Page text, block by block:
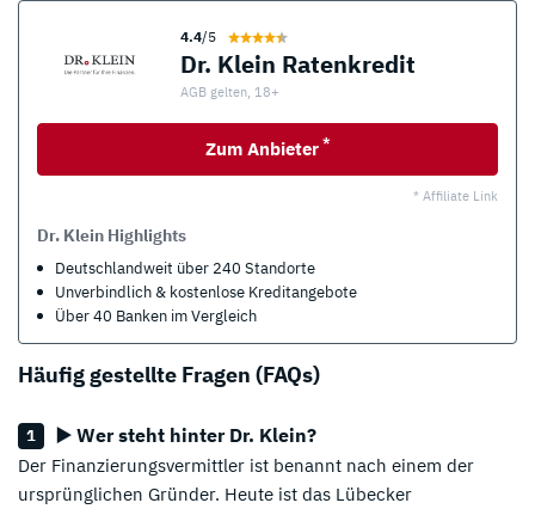
4.4/5
Dr. Klein Ratenkredit
AGB gelten, 18+
Zum Anbieter *
* Affiliate Link
Dr. Klein Highlights
Deutschlandweit über 240 Standorte
Unverbindlich & kostenlose Kreditangebote
Über 40 Banken im Vergleich
Häufig gestellte Fragen (FAQs)
▶️ Wer steht hinter Dr. Klein?
Der Finanzierungsvermittler ist benannt nach einem der
ursprünglichen Gründer. Heute ist das Lübecker